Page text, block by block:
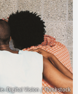
Digital Vision / Thinkstock